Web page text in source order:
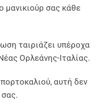
μανικιούρ σας κάθε
ταιριάζει υπέροχα
Ορλεάνης-Ιταλίας.
αυτή δεν